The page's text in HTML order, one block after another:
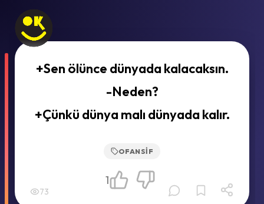
+Sen ölünce dünyada kalacaksın.
-Neden?
+Çünkü dünya malı dünyada kalır.
OFANSIF
73
1